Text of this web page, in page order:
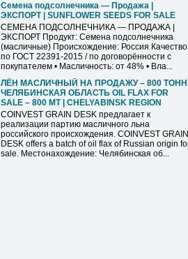
Семена подсолнечника — Продажа |
ЭКСПОРТ | SUNFLOWER SEEDS FOR SALE
СЕМЕНА ПОДСОЛНЕЧНИКА — ПРОДАЖА |
ЭКСПОРТ Продукт: Семена подсолнечника
(масличные) Происхождение: Россия
по ГОСТ 22391-2015 / по договорённости с
покупателем • Масличность: от 48% • Вла...
ЛЁН МАСЛИЧНЫЙ НА ПРОДАЖУ – 800 ТОНН
ЧЕЛЯБИНСКАЯ ОБЛАСТЬ OIL FLAX FOR
SALE – 800 MT | CHELYABINSK REGION
COINVEST GRAIN DESK предлагает к
реализации партию масличного льна
российского происхождения. COINVEST GRAIN
DESK offers a batch of oil flax of Russian origin
sale. Местонахождение: Челябинская об...